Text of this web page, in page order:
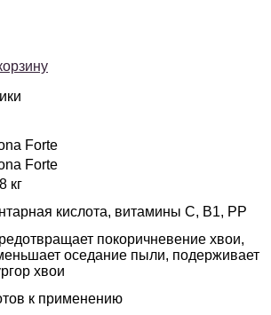
Forte
Forte
кг
кислота, витамины С, В1, РР
покоричневение хвои,
оседание пыли, подерживает
хвои
к применению